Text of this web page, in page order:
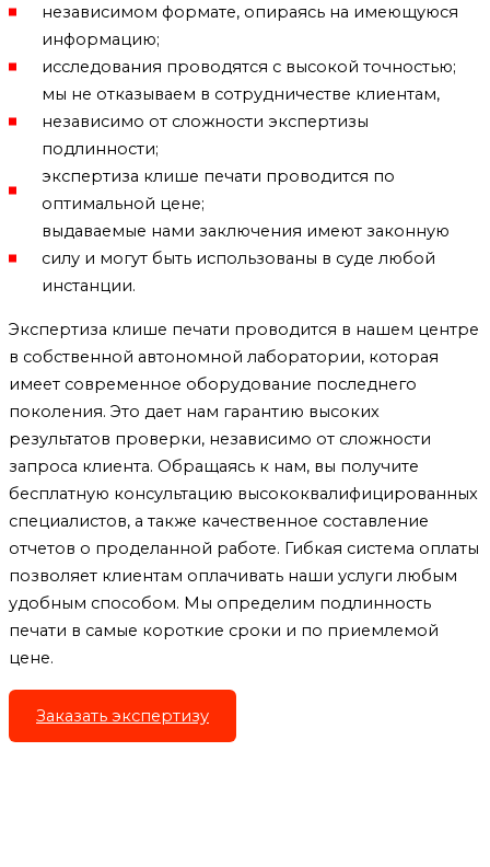
независимом формате, опираясь на имеющуюся
информацию;
исследования проводятся с высокой точностью;
мы не отказываем в сотрудничестве клиентам,
независимо от сложности экспертизы
подлинности;
экспертиза клише печати проводится по
оптимальной цене;
выдаваемые нами заключения имеют законную
силу и могут быть использованы в суде любой
инстанции.
Экспертиза клише печати проводится в нашем центре
в собственной автономной лаборатории, которая
имеет современное оборудование последнего
поколения. Это дает нам гарантию высоких
результатов проверки, независимо от сложности
запроса клиента. Обращаясь к нам, вы получите
бесплатную консультацию высококвалифицированных
специалистов, а также качественное составление
отчетов о проделанной работе. Гибкая система оплаты
позволяет клиентам оплачивать наши услуги любым
удобным способом. Мы определим подлинность
печати в самые короткие сроки и по приемлемой
цене.
Заказать экспертизу